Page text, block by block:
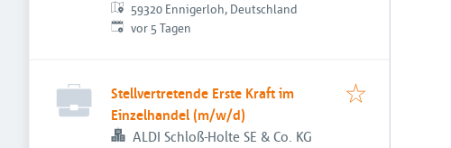
59320 Ennigerloh, Deutschland
Veröffentlicht:
vor 5 Tagen
Stellvertretende Erste Kraft im
Einzelhandel (m/w/d)
ALDI Schloß-Holte SE & Co. KG